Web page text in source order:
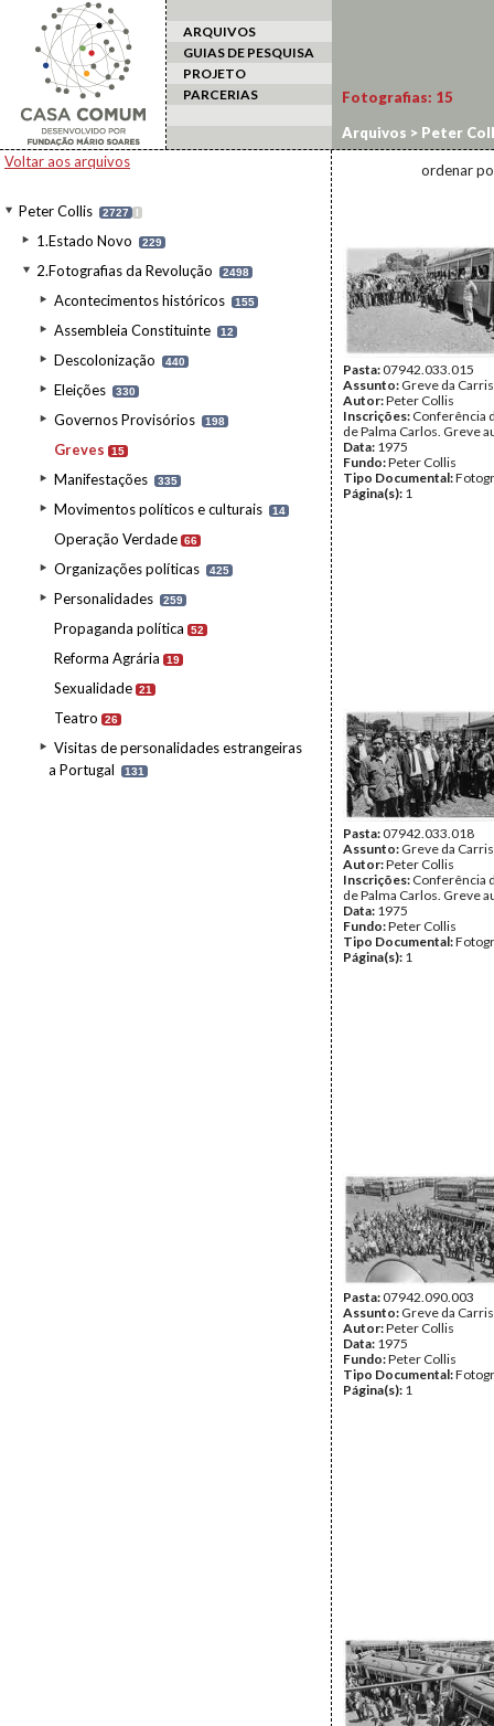
ARQUIVOS
GUIAS DE PESQUISA
PROJETO
PARCERIAS
Voltar aos arquivos
Peter Collis 2727 I
1.Estado Novo 229
2.Fotografias da Revolução 2498
Acontecimentos históricos 155
Assembleia Constituinte 12
Descolonização 440
Eleições 330
Governos Provisórios 198
Greves 15
Manifestações 335
Movimentos políticos e culturais 14
Operação Verdade 66
Organizações políticas 425
Personalidades 259
Propaganda política 52
Reforma Agrária 19
Sexualidade 21
Teatro 26
Visitas de personalidades estrangeiras
a Portugal
131
Fotografias: 15
Arquivos > Peter
ordenar
Pasta:07942.033.015
Assunto: Greve da
Autor:Peter Collis
Inscrições: Conferência
de Palma Carlos. Greve
Data: 1975
Fundo:Peter Collis
Tipo Documental:
Página(s): 1
Pasta:07942.033.018
Assunto: Greve da
Autor:Peter Collis
Inscrições: Conferência
de Palma Carlos. Greve
Data: 1975
Fundo:Peter Collis
Tipo Documental:
Página(s): 1
Pasta:07942.090.003
Assunto: Greve da
Autor:Peter Collis
Data: 1975
Fundo:Peter Collis
Tipo Documental:
Página(s): 1